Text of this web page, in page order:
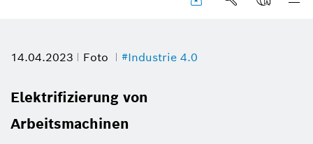
14.04.2023 Foto #Industrie 4.0
Elektrifizierung von
Arbeitsmachinen